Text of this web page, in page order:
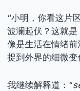
“小明，你看这片
波澜起伏？这就是
像是生活在情绪
捉到外界的细微
我继续解释道：“